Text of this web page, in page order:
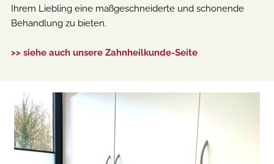
Ihrem Liebling eine maßgeschneiderte und schonende
Behandlung zu bieten.
>> siehe auch unsere Zahnheilkunde-Seite